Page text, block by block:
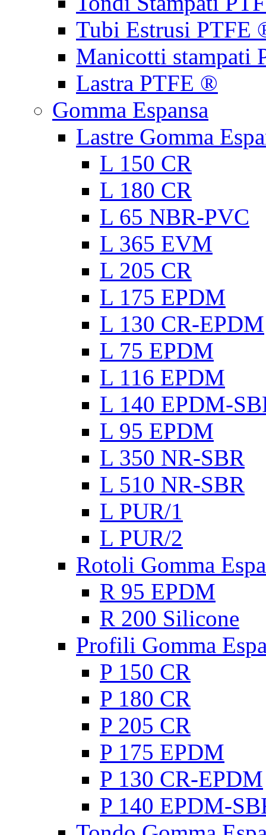
Tubi Estrusi PTFE
Manicotti stampati
Lastra PTFE ®
Gomma Espansa
Lastre Gomma
L 150 CR
L 180 CR
L 65 NBR-PVC
L 365 EVM
L 205 CR
L 175 EPDM
L 130 CR-EPDM
L 75 EPDM
L 116 EPDM
L 140 EPDM-
L 95 EPDM
L 350 NR-SBR
L 510 NR-SBR
L PUR/1
L PUR/2
Rotoli Gomma
R 95 EPDM
R 200 Silicone
Profili Gomma
P 150 CR
P 180 CR
P 205 CR
P 175 EPDM
P 130 CR-EPDM
P 140 EPDM-